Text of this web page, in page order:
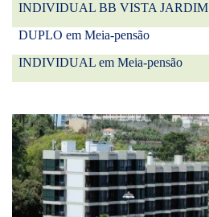
INDIVIDUAL BB VISTA JARDIM
DUPLO em Meia-pensão
INDIVIDUAL em Meia-pensão